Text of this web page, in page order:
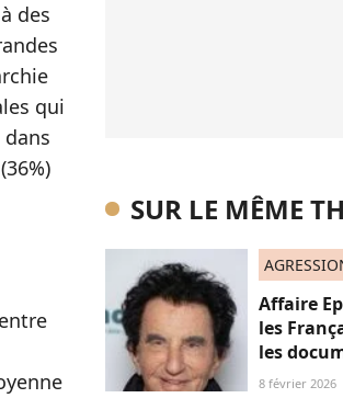
des
qui
SUR LE MÊME
Affaire
les
les
8 février 2026